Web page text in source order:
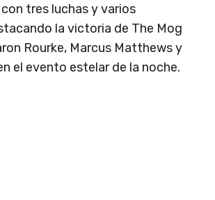
tres luchas y varios
la victoria de The Mog
Rourke, Marcus Matthews y
el evento estelar de la noche.